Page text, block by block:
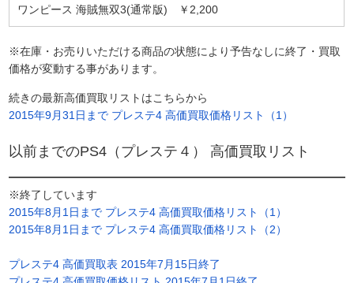
ワンピース 海賊無双3(通常版) ￥2,200
※在庫・お売りいただける商品の状態により予告なしに終了・買取
価格が変動する事があります。
続きの最新高価買取リストはこちらから
2015年9月31日まで プレステ4 高価買取価格リスト（1）
以前までのPS4（プレステ４） 高価買取リスト
※終了しています
2015年8月1日まで プレステ4 高価買取価格リスト（1）
2015年8月1日まで プレステ4 高価買取価格リスト（2）
プレステ4 高価買取表 2015年7月15日終了